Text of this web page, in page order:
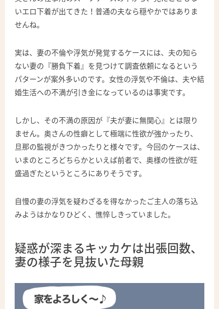
いエロ下着が出てきた！普通の夫なら穏やかではありま
せんね。
実は、妻の不倫や浮気が発覚するケースには、夫の知ら
ない妻の『勝負下着』を見つけて調査依頼になるという
パターンが案外多いのです。女性の浮気や不倫は、夫や結
婚生活への不満が引き金になっているのは事実です。
しかし、その不満の原因が『夫が妻に無関心』とは限り
ません。奥さんの性癖として極端に性欲が強かったり、
旦那の監視がきつかったりと様々です。今回のケースは、
いまのところどちらかといえば前者で、奥様の性欲が旺
盛過ぎたというところにありそうです。
自慢の妻の浮気を疑わざるを得なかったご主人の落ち込
みようはかなりひどく、憔悴しきっていました。
疑惑が深まるキッカケは出張回数、
妻の様子を見抜いた母親